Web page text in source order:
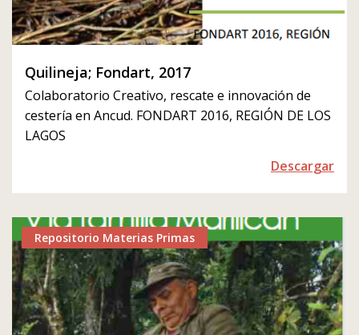
Quilineja; Fondart, 2017
Colaboratorio Creativo, rescate e innovación de
cestería en Ancud. FONDART 2016, REGIÓN DE LOS
LAGOS
Descargar
Repositorio Materias Primas